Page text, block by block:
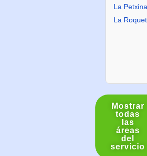
La Petxina
La
Mostrar
todas
las
áreas
del
servicio